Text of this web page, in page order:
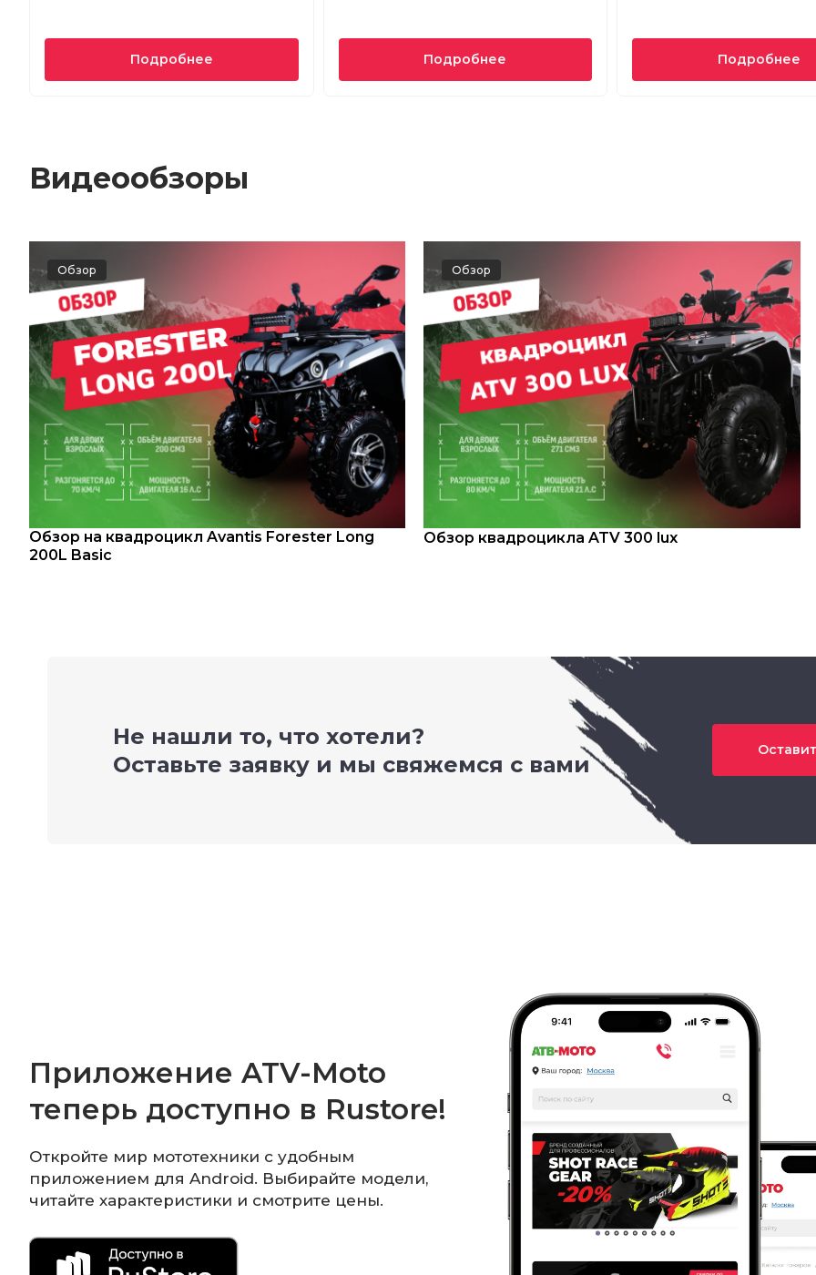
Подробнее Подробнее Подробнее
Видеообзоры
Обзор
Обзор на квадроцикл Avantis Forester Long
200L Basic
Обзор
Обзор квадроцикла ATV 300 lux
Не нашли то, что хотели?
Оставьте заявку и мы свяжемся с вами
Приложение ATV-Moto
теперь доступно в Rustore!
Откройте мир мототехники с удобным
приложением для Android. Выбирайте модели,
читайте характеристики и смотрите цены.